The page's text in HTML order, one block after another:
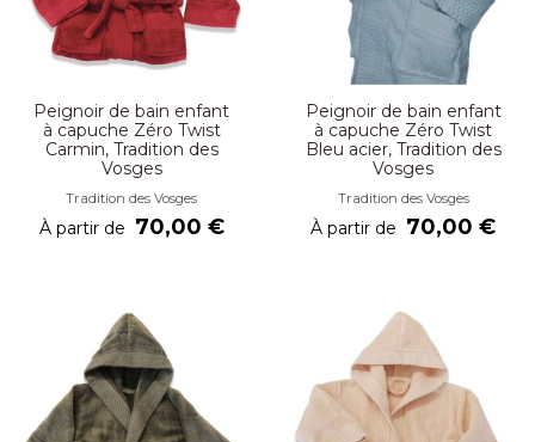
Peignoir de bain enfant
à capuche Zéro Twist
Carmin, Tradition des
Vosges
Tradition des Vosges
À partir de 70,00 €
Peignoir de bain enfant
à capuche Zéro Twist
Bleu acier, Tradition des
Vosges
Tradition des Vosges
À partir de 70,00 €